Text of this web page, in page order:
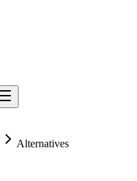
Alternatives